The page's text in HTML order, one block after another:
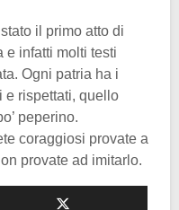
il primo atto di
e infatti molti testi
Ogni patria ha i
e rispettati, quello
peperino.
coraggiosi provate a
provate ad imitarlo.